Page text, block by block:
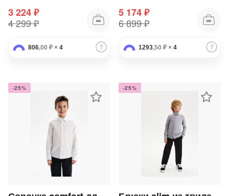
3 224 ₽
4 299 ₽
806,00 ₽ × 4
5 174 ₽
6 899 ₽
1293,50 ₽ × 4
-25% -25%
раз в 2 недели